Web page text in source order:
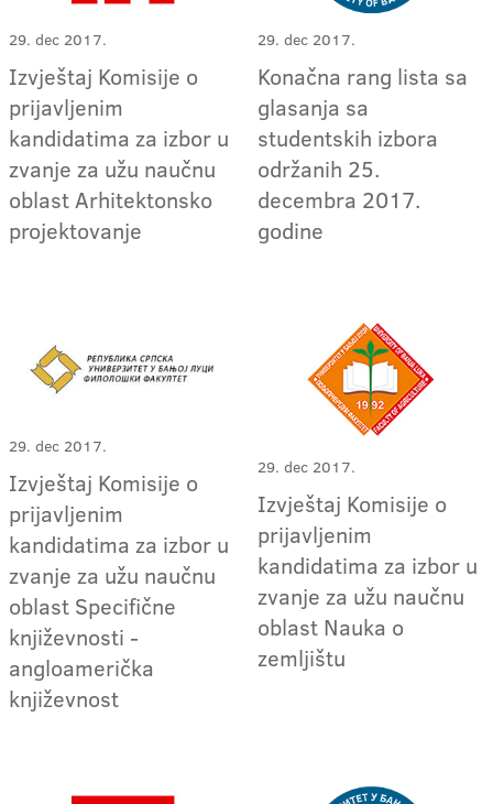
29. dec 2017.
Izvještaj Komisije o
prijavljenim
kandidatima za izbor u
zvanje za užu naučnu
oblast Arhitektonsko
projektovanje
29. dec 2017.
Konačna rang lista sa
glasanja sa
studentskih izbora
održanih 25.
decembra 2017.
godine
29. dec 2017.
Izvještaj Komisije o
prijavljenim
kandidatima za izbor u
zvanje za užu naučnu
oblast Specifične
književnosti -
angloamerička
književnost
29. dec 2017.
Izvještaj Komisije o
prijavljenim
kandidatima za izbor u
zvanje za užu naučnu
oblast Nauka o
zemljištu